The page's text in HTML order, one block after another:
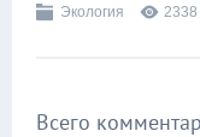
Экология 2338
Всего